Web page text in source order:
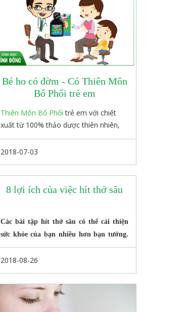
trong việc hỗ trợ điều trị các cơn ho và
các loại bệnh hầu họng. Đặc biệt, sản
phẩm có thể sử dụng hằng ngày như
một phương pháp phòng bệnh lâu dài.
Bé ho có đờm - Có Thiên Môn
Bổ Phổi trẻ em
Thiên Môn Bổ Phổi trẻ em với chiết
xuất từ 100% thảo dược thiên nhiên,
giúp cho bé có một hệ hô hấp tối ưu,
chống lại mọi tác nhân gây ho và các
2018-07-03
8 lợi ích của việc hít thở sâu
Các bài tập hít thở sâu có thể cải thiện
sức khỏe của bạn nhiều hơn bạn tưởng.
Hơi thở điều khiển được cảm xúc, hoặc
ngược lại.
2018-08-26